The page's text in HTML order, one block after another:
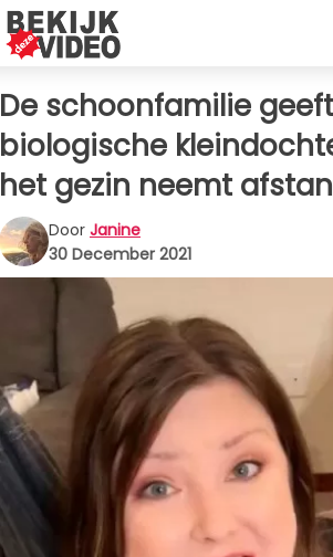
De schoonfamilie
biologische
het gezin neemt
Door Janine
30 December 2021